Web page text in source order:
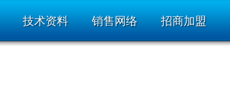
技术资料 销售网络 招商加盟